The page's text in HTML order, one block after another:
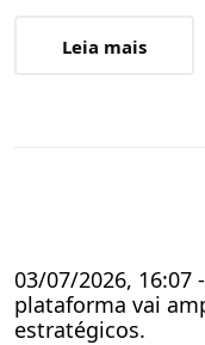
Leia mais
03/07/2026, 16:07
plataforma vai
estratégicos.